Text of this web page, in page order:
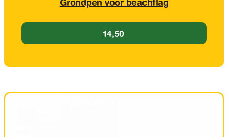
Grondpen voor beachflag
14,50